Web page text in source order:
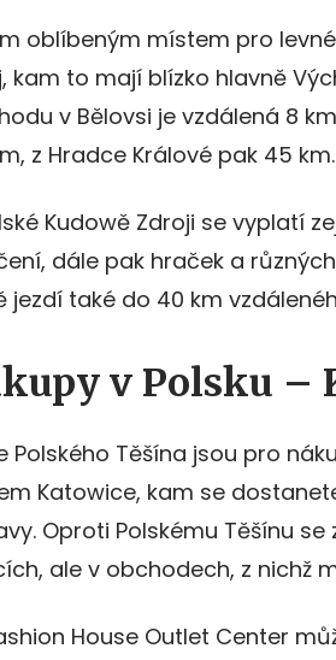
oblíbeným místem pro
kam to mají blízko hlavně
v Bělovsi je vzdálená 8
z Hradce Králové pak 45 km.
Kudowě Zdroji se vyplatí
dále pak hraček a
jezdí také do 40 km
v Polsku –
Polského Těšína jsou pro
Katowice, kam se
Oproti Polskému Těšínu
ale v obchodech, z nichž
House Outlet Center